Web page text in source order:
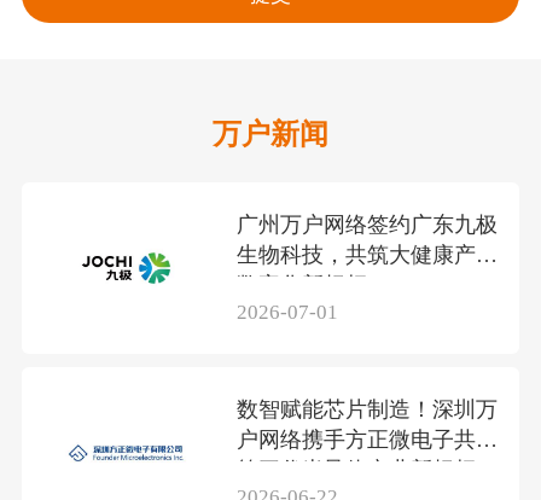
万户新闻
广州万户网络签约广东九极
生物科技，共筑大健康产业
2026-07-01
数智赋能芯片制造！深圳万
户网络携手方正微电子共筑